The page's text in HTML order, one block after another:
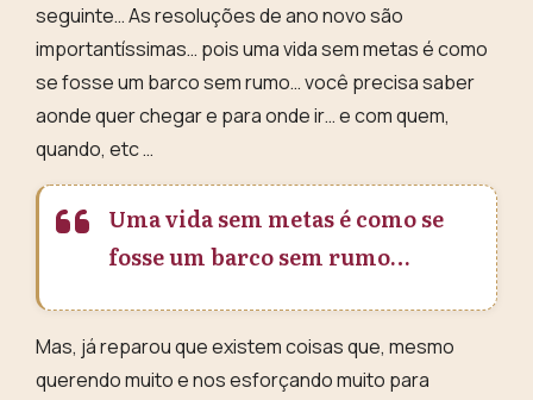
seguinte… As resoluções de ano novo são
importantíssimas… pois uma vida sem metas é como
se fosse um barco sem rumo… você precisa saber
aonde quer chegar e para onde ir… e com quem,
quando, etc …
Uma vida sem metas é como se
fosse um barco sem rumo…
Mas, já reparou que existem coisas que, mesmo
querendo muito e nos esforçando muito para